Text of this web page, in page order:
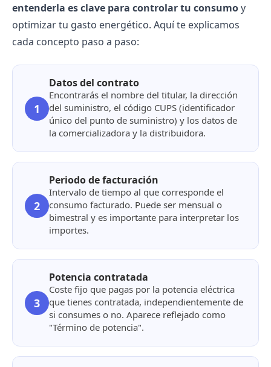
entenderla es clave para controlar tu consumoy
optimizar tu gasto energético. Aquí te explicamos
cada concepto paso a paso:
1
Datos del contrato
Encontrarás el nombre del titular, la dirección
del suministro, el código CUPS (identificador
único del punto de suministro) y los datos de
la comercializadora y la distribuidora.
2
Periodo de facturación
Intervalo de tiempo al que corresponde el
consumo facturado. Puede ser mensual o
bimestral y es importante para interpretar los
importes.
3
Potencia contratada
Coste fijo que pagas por la potencia eléctrica
que tienes contratada, independientemente de
si consumes o no. Aparece reflejado como
"Término de potencia".